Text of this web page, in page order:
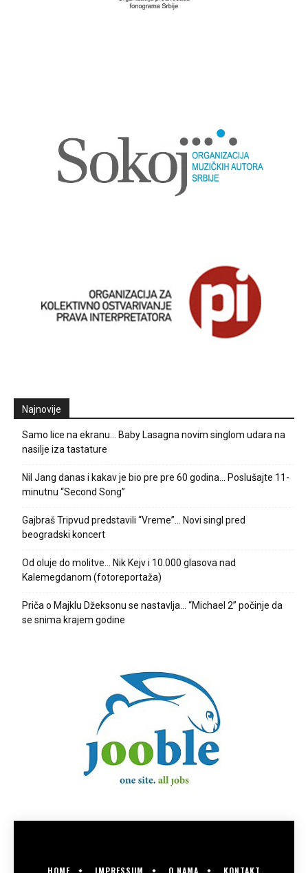
Najnovije
Samo lice na ekranu… Baby Lasagna novim singlom udara na
nasilje iza tastature
Nil Jang danas i kakav je bio pre pre 60 godina… Poslušajte 11-
minutnu “Second Song”
Gajbraš Tripvud predstavili “Vreme”… Novi singl pred
beogradski koncert
Od oluje do molitve… Nik Kejv i 10.000 glasova nad
Kalemegdanom (fotoreportaža)
Priča o Majklu Džeksonu se nastavlja… “Michael 2” počinje da
se snima krajem godine